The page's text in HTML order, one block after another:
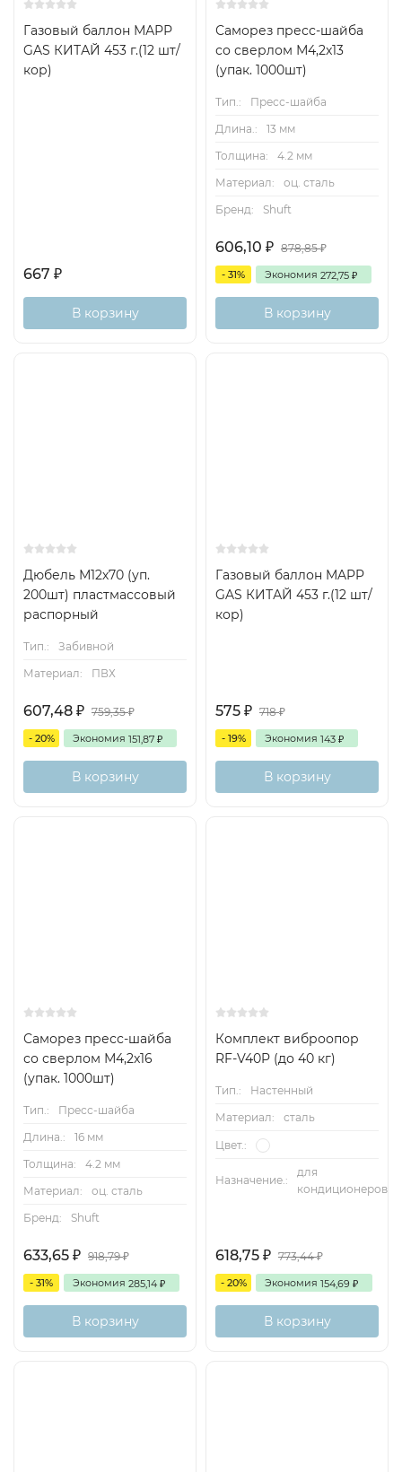
Газовый баллон МАРР
GAS КИТАЙ 453 г.(12 шт/
кор)
667 ₽
В корзину
Саморез пресс-шайба
со сверлом М4,2x13
(упак. 1000шт)
Тип.:
Пресс-шайба
Длина.:
13 мм
Толщина:
4.2 мм
Материал:
оц. сталь
Бренд:
Shuft
606,10 ₽ 878,85₽
- 31% Экономия 272,75 ₽
В корзину
Дюбель М12х70 (уп.
200шт) пластмассовый
распорный
Тип.:
Забивной
Материал:
ПВХ
607,48 ₽ 759,35₽
- 20% Экономия 151,87 ₽
В корзину
Газовый баллон MAPP
GAS КИТАЙ 453 г.(12 шт/
кор)
575 ₽ 718₽
- 19% Экономия 143 ₽
В корзину
Саморез пресс-шайба
со сверлом М4,2x16
(упак. 1000шт)
Тип.:
Пресс-шайба
Длина.:
16 мм
Толщина:
4.2 мм
Материал:
оц. сталь
Бренд:
Shuft
633,65 ₽ 918,79₽
- 31% Экономия 285,14 ₽
В корзину
Комплект виброопор
RF-V40P (до 40 кг)
Тип.:
Настенный
Материал:
сталь
Цвет.:
Назначение.:
для
кондиционеров
618,75 ₽ 773,44₽
- 20% Экономия 154,69 ₽
В корзину